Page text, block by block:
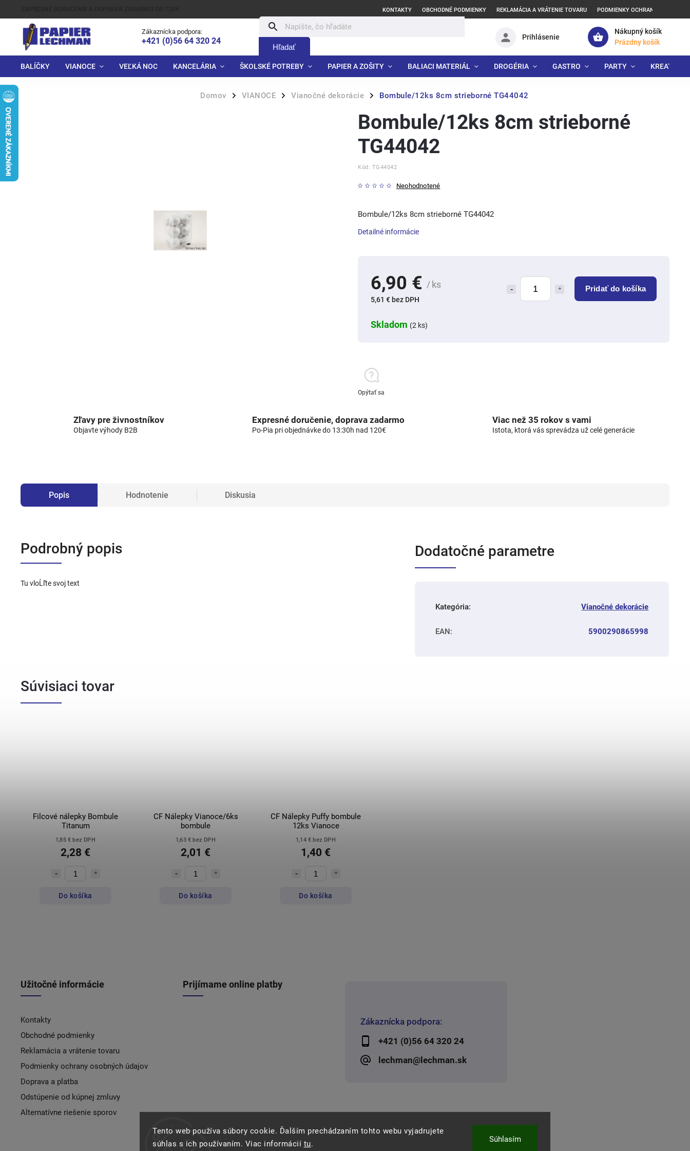
Tento web používa súbory cookie. Ďalším prechádzaním tohto webu vyjadrujete
súhlas s ich používaním. Viac informácií tu. Súhlasím
KONTAKTY OBCHODNÉ PODMIENKY REKLAMÁCIA A VRÁTENIE TOVARU PODMIENKY OCHRANY
Zákaznícka podpora:
+421 (0)56 64 320 24
Hľadať
Nákupný košík
Prázdny košík
Prihlásenie
BALÍČKY VIANOCE VEĽKÁ NOC KANCELÁRIA ŠKOLSKÉ POTREBY PAPIER A ZOŠITY BALIACI MATERIÁL DROGÉRIA GASTRO PARTY
Domov / VIANOCE / Vianočné dekorácie / Bombule/12ks 8cm strieborné TG44042
6,90 € / ks
5,61 € bez DPH
Pridať do košíka
Skladom (2 ks)
Bombule/12ks 8cm strieborné
TG44042
Kód: TG44042
Neohodnotené
Bombule/12ks 8cm strieborné TG44042
Detailné informácie
Opýtať sa
Zľavy pre živnostníkov
Objavte výhody B2B
Expresné doručenie, doprava zadarmo
Po-Pia pri objednávke do 13:30h nad 120€
Viac než 35 rokov s vami
Istota, ktorá vás sprevádza už celé generácie
Popis Hodnotenie Diskusia
Podrobný popis
Tu vloĹľte svoj text
Dodatočné parametre
Kategória: Vianočné dekorácie
EAN: 5900290865998
Súvisiaci tovar
Filcové nálepky Bombule
Titanum
1,85 € bez DPH
2,28 €
Do košíka
CF Nálepky Vianoce/6ks
bombule
1,63 € bez DPH
2,01 €
Do košíka
CF Nálepky Puffy bombule
12ks Vianoce
1,14 € bez DPH
1,40 €
Do košíka
Zákaznícka podpora:
+421 (0)56 64 320 24
lechman@lechman.sk
Užitočné informácie
Kontakty
Obchodné podmienky
Reklamácia a vrátenie tovaru
Podmienky ochrany osobných údajov
Doprava a platba
Odstúpenie od kúpnej zmluvy
Alternatívne riešenie sporov
Prijímame online platby